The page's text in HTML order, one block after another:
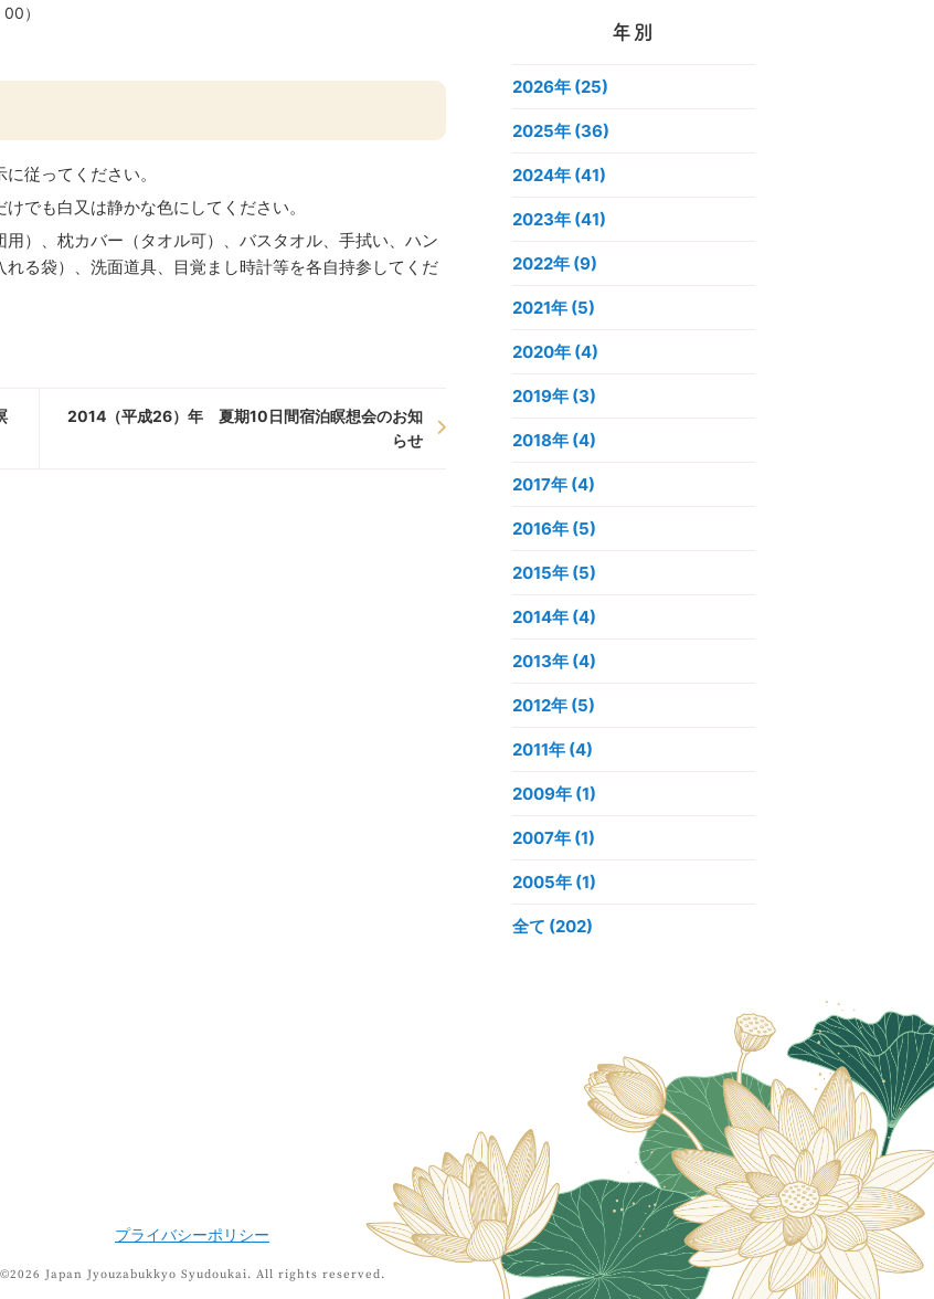
）
従ってください。
でも白又は静かな色にしてください。
）、枕カバー（タオル可）、バスタオル、手拭い、ハン
る袋）、洗面道具、目覚まし時計等を各自持参してくだ
2014（平成26）年 夏期10日間宿泊瞑想会のお知
らせ
年別
2026年 (25)
2025年 (36)
2024年 (41)
2023年 (41)
2022年 (9)
2021年 (5)
2020年 (4)
2019年 (3)
2018年 (4)
2017年 (4)
2016年 (5)
2015年 (5)
2014年 (4)
2013年 (4)
2012年 (5)
2011年 (4)
2009年 (1)
2007年 (1)
2005年 (1)
全て (202)
プライバシーポリシー
©2026 Japan Jyouzabukkyo Syudoukai. All rights reserved.